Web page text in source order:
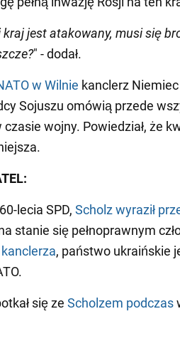
kraj jest atakowany, musi się
" - dodał.
w Wilnie kanclerz
Sojuszu omówią przede
wojny. Powiedział, że
lecia SPD, Scholz wyraził
stanie się pełnoprawnym
, państwo ukraińskie
się ze Scholzem podczas